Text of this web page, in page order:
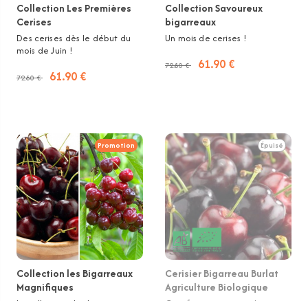
Collection Les Premières
Cerises
Des cerises dès le début du
mois de Juin !
72.80 € 61.90 €
Collection Savoureux
bigarreaux
Un mois de cerises !
72.80 € 61.90 €
Promotion
Collection les Bigarreaux
Magnifiques
Épuisé
Cerisier Bigarreau Burlat
Agriculture Biologique